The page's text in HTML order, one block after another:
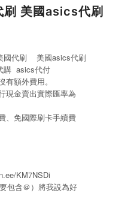
美國asics代刷
國代刷 美國asics代刷
購 asics代付
額外費用。
現金賣出實際匯率為
、免國際刷卡手續費
KM7NSDi
包含＠）將我設為好